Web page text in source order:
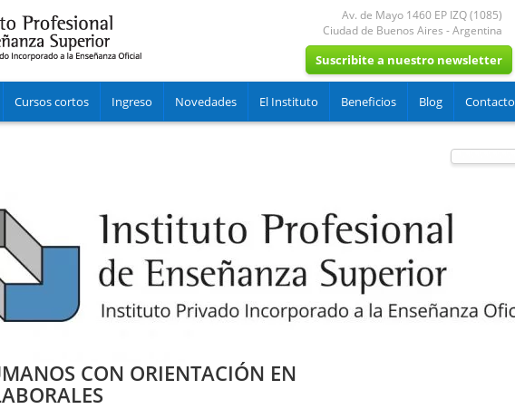
Av. de Mayo 1460 EP IZQ (1085)
Ciudad de Buenos Aires -Argentina
Suscribite a nuestro newsletter
Cursos cortos Ingreso Novedades El Instituto Beneficios Blog Contacto
CON ORIENTACIÓN EN